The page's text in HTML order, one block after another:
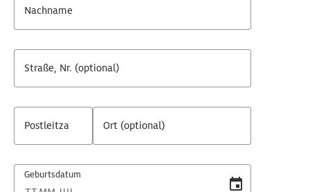
Nachname
Straße, Nr. (optional)
Postleitzahl Ort (optional)
Geburtsdatum